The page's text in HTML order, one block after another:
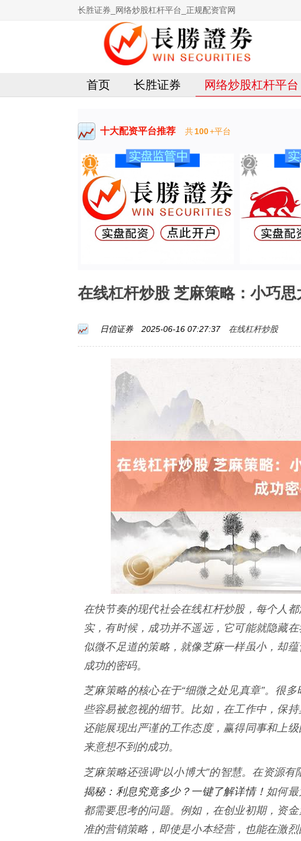
长胜证券_网络炒股杠杆平台_正规配资官网
首页 长胜证券 网络炒股杠杆平台
十大配资平台推荐 共100+平台
在线杠杆炒股 芝麻策略：小巧
日信证券 2025-06-16 07:27:37 在线杠杆炒股
在快节奏的现代社会在线杠杆炒股，每个人
实，有时候，成功并不遥远，它可能就隐藏
似微不足道的策略，就像芝麻一样虽小，却
成功的密码。
芝麻策略的核心在于“细微之处见真章”。很
些容易被忽视的细节。比如，在工作中，保
还能展现出严谨的工作态度，赢得同事和上
来意想不到的成功。
芝麻策略还强调“以小博大”的智慧。在资源有
揭秘：利息究竟多少？一键了解详情！ 如何
都需要思考的问题。例如，在创业初期，资
准的营销策略，即使是小本经营，也能在激